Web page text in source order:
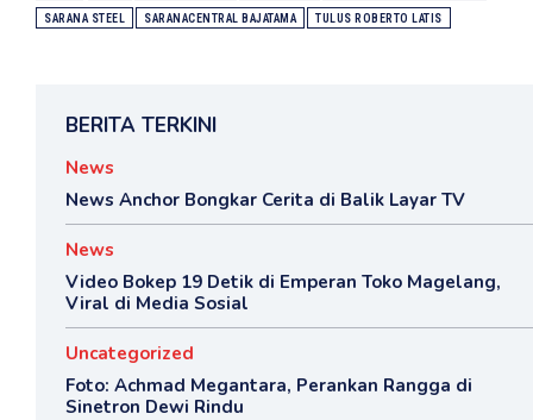
SARANA STEEL SARANACENTRAL BAJATAMA TULUS ROBERTO LATIS
BERITA TERKINI
News
News Anchor Bongkar Cerita di Balik Layar TV
News
Video Bokep 19 Detik di Emperan Toko Magelang,
Viral di Media Sosial
Uncategorized
Foto: Achmad Megantara, Perankan Rangga di
Sinetron Dewi Rindu